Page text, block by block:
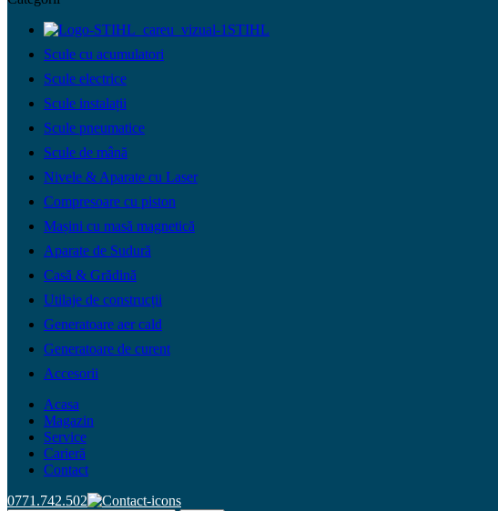
STIHL
Scule cu acumulatori
Scule electrice
Scule instalații
Scule pneumatice
Scule de mână
Nivele & Aparate cu Laser
Compresoare cu piston
Mașini cu masă magnetică
Aparate de Sudură
Casă & Grădină
Utilaje de construcții
Generatoare aer cald
Generatoare de curent
Accesorii
Acasa
Magazin
Service
Carieră
Contact
0771.742.502